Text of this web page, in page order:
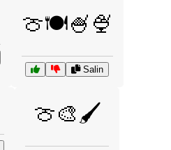
🍈🍽️🍧🍨
Salin
🍈🎨🖌️